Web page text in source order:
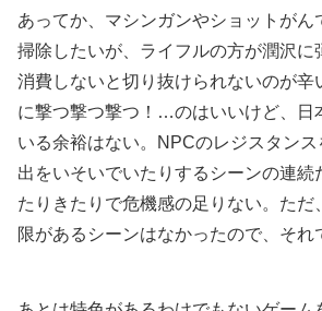
あってか、マシンガンやショットがん
掃除したいが、ライフルの方が潤沢に
消費しないと切り抜けられないのが辛
に撃つ撃つ撃つ！…のはいいけど、日
いる余裕はない。NPCのレジスタン
出をいそいでいたりするシーンの連続
たりきたりで危機感の足りない。ただ
限があるシーンはなかったので、それ